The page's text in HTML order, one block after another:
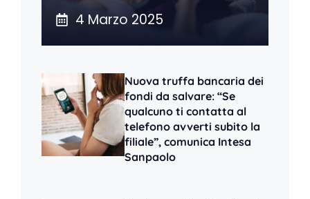
4 Marzo 2025
Nuova truffa bancaria dei
fondi da salvare: “Se
qualcuno ti contatta al
telefono avverti subito la
filiale”, comunica Intesa
Sanpaolo